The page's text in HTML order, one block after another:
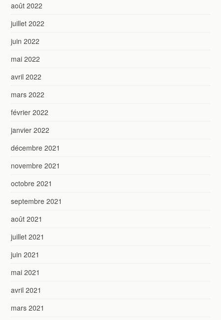
août 2022
juillet 2022
juin 2022
mai 2022
avril 2022
mars 2022
février 2022
janvier 2022
décembre 2021
novembre 2021
octobre 2021
septembre 2021
août 2021
juillet 2021
juin 2021
mai 2021
avril 2021
mars 2021